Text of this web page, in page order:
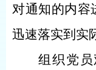
对通知的内容
迅速落实到实
组织党